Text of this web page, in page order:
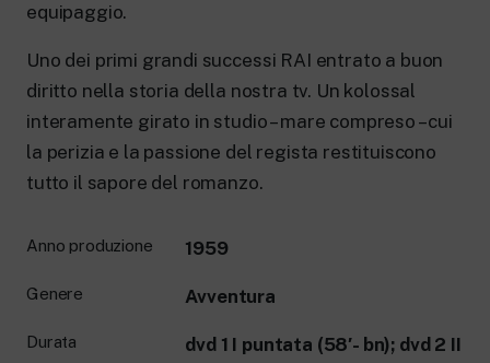
equipaggio.
Uno dei primi grandi successi RAI entrato a buon
diritto nella storia della nostra tv. Un kolossal
interamente girato in studio – mare compreso – cui
la perizia e la passione del regista restituiscono
tutto il sapore del romanzo.
Anno produzione 1959
Genere Avventura
Durata
dvd 1 I puntata (58′- bn); dvd 2 II